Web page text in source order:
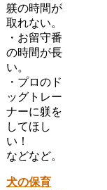
躾の時間が
取れない。
・お留守番
の時間が長
い。
・プロのド
ッグトレー
ナーに躾を
してほし
い！
などなど。
犬の保育